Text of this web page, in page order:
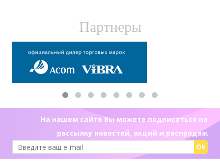
Партнеры
На нашем сайте Вы можете подписаться на
рассылку новостей, акций и распродаж
Ok